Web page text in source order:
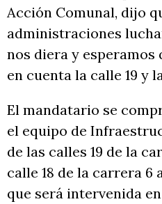
Acción Comunal, dijo
administraciones
nos diera y esperamos
en cuenta la calle 19 y
El mandatario se
el equipo de
de las calles 19 de la
calle 18 de la carrera 6
que será intervenida